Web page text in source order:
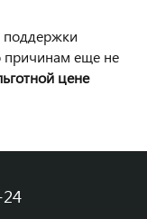
поддержки
причинам еще не
цене